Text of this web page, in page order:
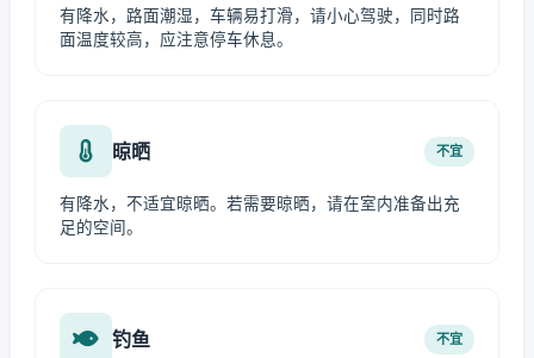
有降水，路面潮湿，车辆易打滑，请小心驾驶，同时路
面温度较高，应注意停车休息。
晾晒 不宜
有降水，不适宜晾晒。若需要晾晒，请在室内准备出充
足的空间。
钓鱼 不宜